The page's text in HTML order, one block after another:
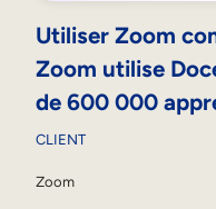
Utiliser Zoom
Zoom utilise
de 600 000
CLIENT
Zoom